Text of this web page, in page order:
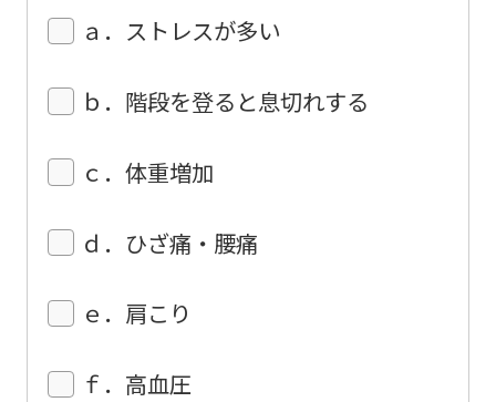
ａ．ストレスが多い
ｂ．階段を登ると息切れする
ｃ．体重増加
ｄ．ひざ痛・腰痛
ｅ．肩こり
ｆ．高血圧
using
service.